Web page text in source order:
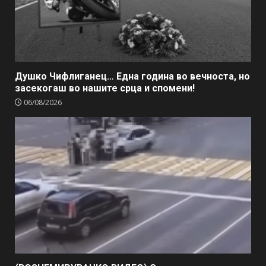
Душко Чифлиганец… Eдна година во вечноста, но
засекогаш во нашите срца и спомени!
06/08/2026